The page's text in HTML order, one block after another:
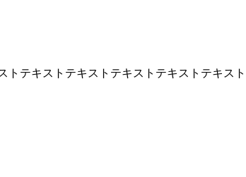
テキストテキストテキストテキストテキスト